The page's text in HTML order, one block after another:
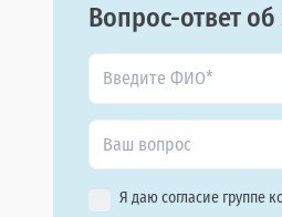
Вопрос-ответ
Я даю согласие группе